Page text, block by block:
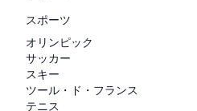
スポーツ
オリンピック
サッカー
スキー
ツール・ド・フランス
テニス